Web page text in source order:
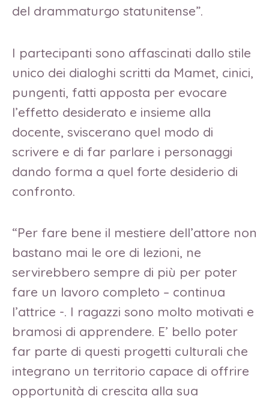
del drammaturgo statunitense”.
I partecipanti sono affascinati dallo stile
unico dei dialoghi scritti da Mamet, cinici,
pungenti, fatti apposta per evocare
l’effetto desiderato e insieme alla
docente, sviscerano quel modo di
scrivere e di far parlare i personaggi
dando forma a quel forte desiderio di
confronto.
“Per fare bene il mestiere dell’attore non
bastano mai le ore di lezioni, ne
servirebbero sempre di più per poter
fare un lavoro completo – continua
l’attrice -. I ragazzi sono molto motivati e
bramosi di apprendere. E’ bello poter
far parte di questi progetti culturali che
integrano un territorio capace di offrire
opportunità di crescita alla sua